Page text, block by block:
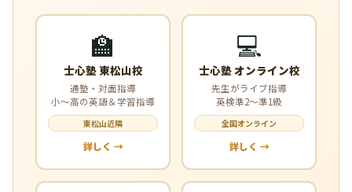
🏫
士心塾 東松山校
通塾・対面指導
小〜高の英語＆学習指導
東松山近隣
詳しく →
💻
士心塾 オンライン校
先生がライブ指導
英検準2〜準1級
全国オンライン
詳しく →